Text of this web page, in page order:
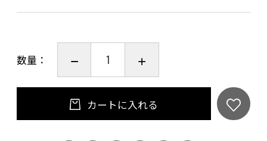
密にできます。
っとした贈り物に添える手紙になど、様々なシ
ーンで使えます。
京都らしいモチーフのデザインなので、お土産
やプレゼントにも。
数量：
カートに入れる